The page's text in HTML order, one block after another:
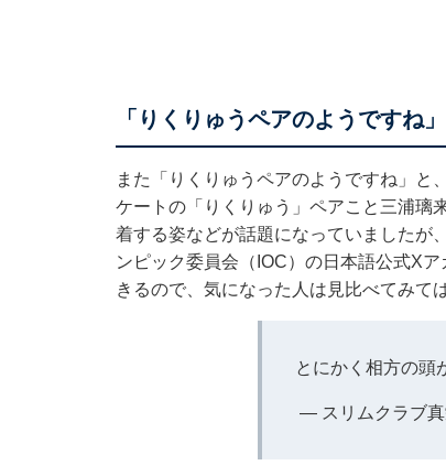
「りくりゅうペアのようですね」
また「りくりゅうペアのようですね」と
ケートの「りくりゅう」ペアこと三浦璃
着する姿などが話題になっていましたが
ンピック委員会（IOC）の日本語公式X
きるので、気になった人は見比べてみて
とにかく相方の頭
— スリムクラブ